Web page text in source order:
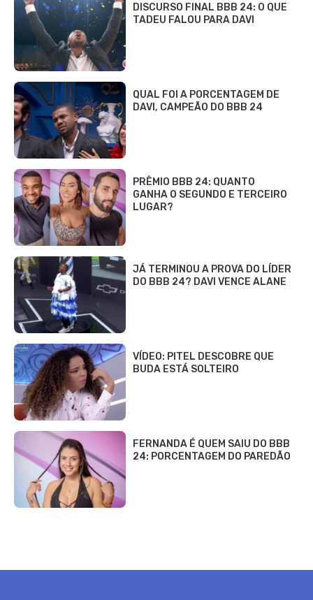
DISCURSO FINAL BBB 24: O QUE
TADEU FALOU PARA DAVI
QUAL FOI A PORCENTAGEM DE
DAVI, CAMPEÃO DO BBB 24
PRÊMIO BBB 24: QUANTO
GANHA O SEGUNDO E TERCEIRO
LUGAR?
JÁ TERMINOU A PROVA DO LÍDER
DO BBB 24? DAVI VENCE ALANE
VÍDEO: PITEL DESCOBRE QUE
BUDA ESTÁ SOLTEIRO
FERNANDA É QUEM SAIU DO BBB
24: PORCENTAGEM DO PAREDÃO